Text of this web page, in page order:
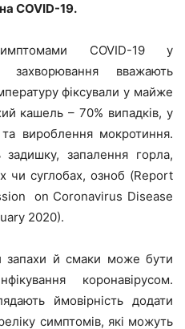
COVID-19.
COVID-19 у
захворювання вважають
фіксували у майже
кашель – 70% випадків, у
вироблення мокротиння.
запалення горла,
чи суглобах, озноб (Report
on Coronavirus Disease
2020).
запахи й смаки може бути
коронавірусом.
ймовірність додати
симптомів, які можуть